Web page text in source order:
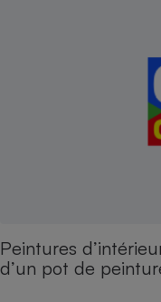
Peintures
d’un pot de